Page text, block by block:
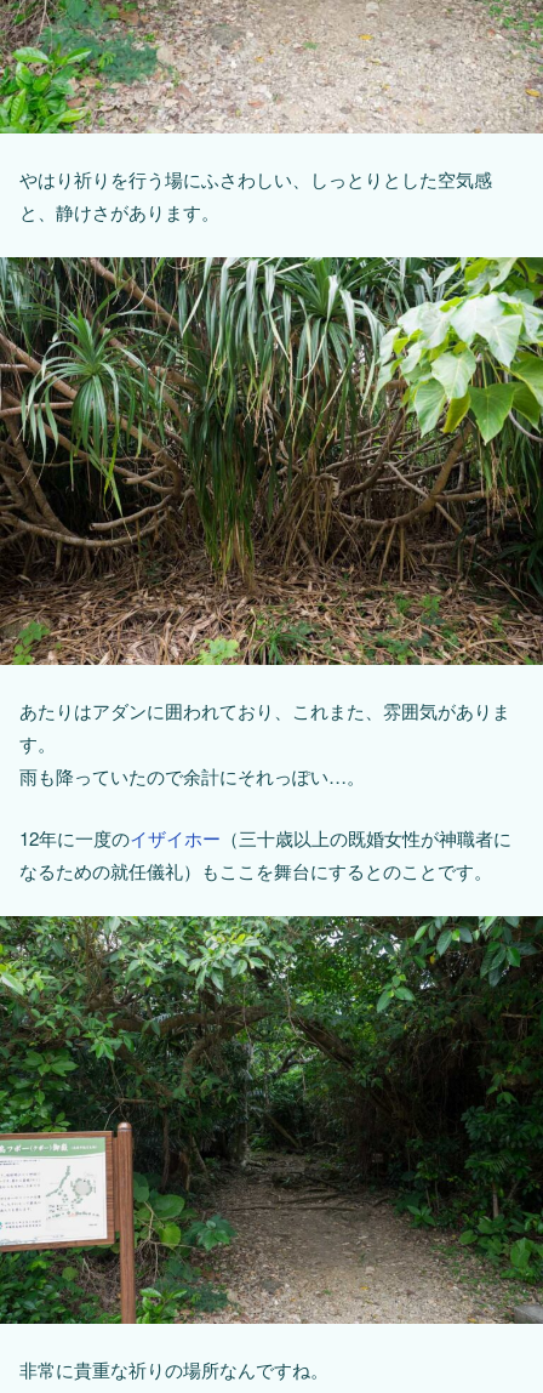
やはり祈りを行う場にふさわしい、しっとりとした空気感
と、静けさがあります。
あたりはアダンに囲われており、これまた、雰囲気がありま
す。
雨も降っていたので余計にそれっぽい…。
12年に一度のイザイホー （三十歳以上の既婚女性が神職者に
なるための就任儀礼）もここを舞台にするとのことです。
非常に貴重な祈りの場所なんですね。